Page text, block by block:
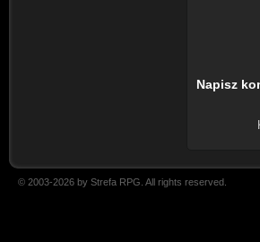
Napisz
© 2003-2026 by Strefa RPG. All rights reserved.